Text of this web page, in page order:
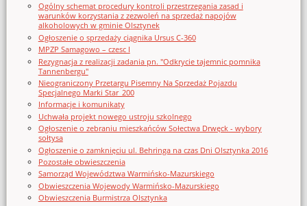
Ogólny schemat procedury kontroli przestrzegania zasad i
warunków korzystania z zezwoleń na sprzedaż napojów
alkoholowych w gminie Olsztynek
Ogłoszenie o sprzedaży ciągnika Ursus C-360
MPZP Samagowo – czesc I
Rezygnacja z realizacji zadania pn. "Odkrycie tajemnic pomnika
Tannenbergu"
Nieograniczony Przetargu Pisemny Na Sprzedaż Pojazdu
Specjalnego Marki Star_200
Informacje i komunikaty
Uchwała projekt nowego ustroju szkolnego
Ogłoszenie o zebraniu mieszkańców Sołectwa Drwęck - wybory
sołtysa
Ogłoszenie o zamknięciu ul. Behringa na czas Dni Olsztynka 2016
Pozostałe obwieszczenia
Samorząd Województwa Warmińsko-Mazurskiego
Obwieszczenia Wojewody Warmińsko-Mazurskiego
Obwieszczenia Burmistrza Olsztynka